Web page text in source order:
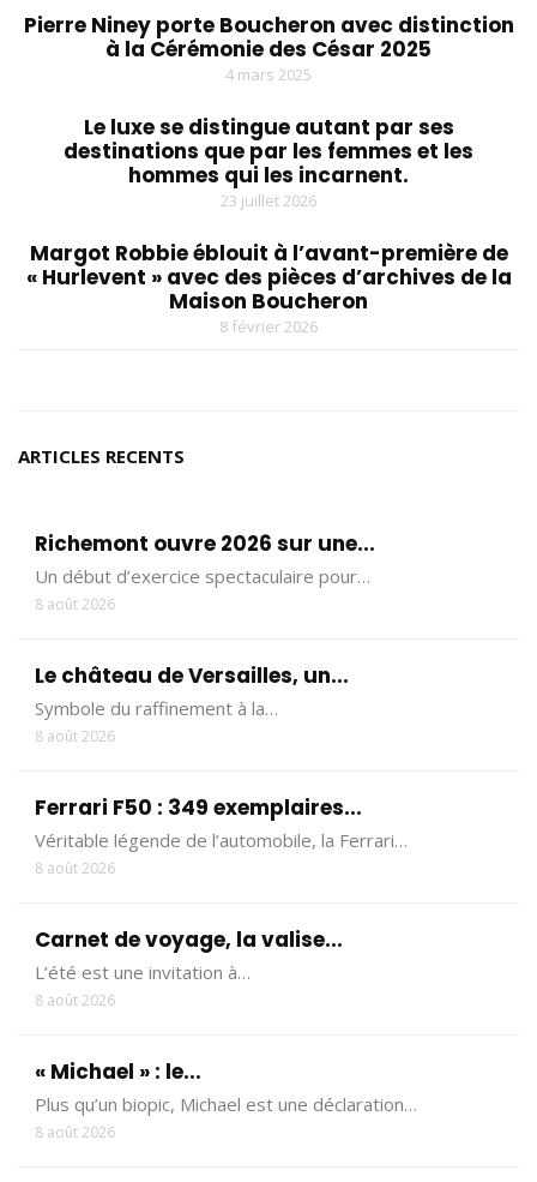
Pierre Niney porte Boucheron avec distinction
à la Cérémonie des César 2025
4 mars 2025
Le luxe se distingue autant par ses
destinations que par les femmes et les
hommes qui les incarnent.
23 juillet 2026
Margot Robbie éblouit à l’avant-première de
« Hurlevent » avec des pièces d’archives de la
Maison Boucheron
8 février 2026
ARTICLES RECENTS
Richemont ouvre 2026 sur une...
Un début d’exercice spectaculaire pour…
8 août 2026
Le château de Versailles, un...
Symbole du raffinement à la…
8 août 2026
Ferrari F50 : 349 exemplaires...
Véritable légende de l’automobile, la Ferrari…
8 août 2026
Carnet de voyage, la valise...
L’été est une invitation à…
8 août 2026
« Michael » : le...
Plus qu’un biopic, Michael est une déclaration…
8 août 2026